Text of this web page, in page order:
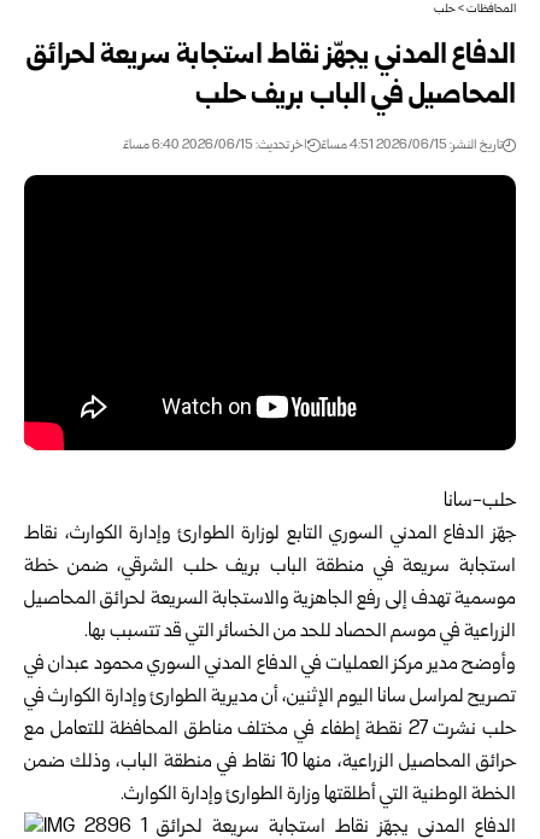
المحافظات>حلب
الدفاع المدني يجهّز نقاط استجابة سريعة لحرائق
المحاصيل في الباب بريف حلب
تاريخ النشر: 2026/06/15 4:51 مساءً اخر تحديث: 2026/06/15 6:40 مساءً
حلب-سانا
جهّز الدفاع المدني السوري التابع لوزارة الطوارئ وإدارة الكوارث، نقاط
استجابة سريعة في منطقة الباب بريف حلب الشرقي، ضمن خطة
موسمية تهدف إلى رفع الجاهزية والاستجابة السريعة لحرائق المحاصيل
الزراعية في موسم الحصاد للحد من الخسائر التي قد تتسبب بها.
وأوضح مدير مركز العمليات في الدفاع المدني السوري محمود عبدان في
تصريح لمراسل سانا اليوم الإثنين، أن مديرية الطوارئ وإدارة الكوارث في
حلب
نشرت 27 نقطة إطفاء في مختلف مناطق المحافظة للتعامل مع
حرائق المحاصيل الزراعية، منها 10 نقاط في منطقة الباب، وذلك ضمن
الخطة الوطنية التي أطلقتها وزارة الطوارئ وإدارة الكوارث.